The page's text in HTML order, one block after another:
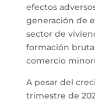
efectos
generación de
sector de
formación
comercio
A pesar del
trimestre de